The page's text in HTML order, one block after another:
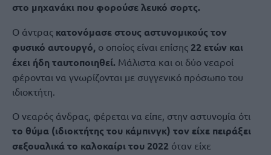
στο μηχανάκι που φορούσε λευκό σορτς.
Ο άντρας κατονόμασε στους αστυνομικούς τον
φυσικό αυτουργό, ο οποίος είναι επίσης 22 ετών και
έχει ήδη ταυτοποιηθεί. Μάλιστα και οι δύο νεαροί
φέρονται να γνωρίζονται με συγγενικό πρόσωπο του
ιδιοκτήτη.
Ο νεαρός άνδρας, φέρεται να είπε, στην αστυνομία ότι
το θύμα (ιδιοκτήτης του κάμπινγκ) τον είχε πειράξει
σεξουαλικά το καλοκαίρι του 2022 όταν είχε